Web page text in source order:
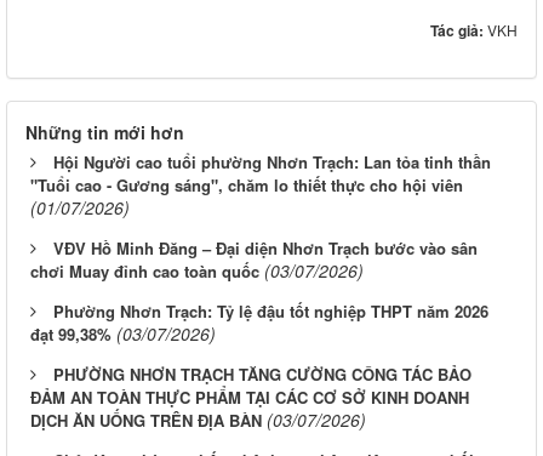
Tác giả: VKH
Những tin mới hơn
Hội Người cao tuổi phường Nhơn Trạch: Lan tỏa tinh thần
"Tuổi cao - Gương sáng", chăm lo thiết thực cho hội viên
(01/07/2026)
VĐV Hồ Minh Đăng – Đại diện Nhơn Trạch bước vào sân
chơi Muay đỉnh cao toàn quốc (03/07/2026)
Phường Nhơn Trạch: Tỷ lệ đậu tốt nghiệp THPT năm 2026
đạt 99,38% (03/07/2026)
PHƯỜNG NHƠN TRẠCH TĂNG CƯỜNG CÔNG TÁC BẢO
ĐẢM AN TOÀN THỰC PHẨM TẠI CÁC CƠ SỞ KINH DOANH
DỊCH ĂN UỐNG TRÊN ĐỊA BÀN (03/07/2026)